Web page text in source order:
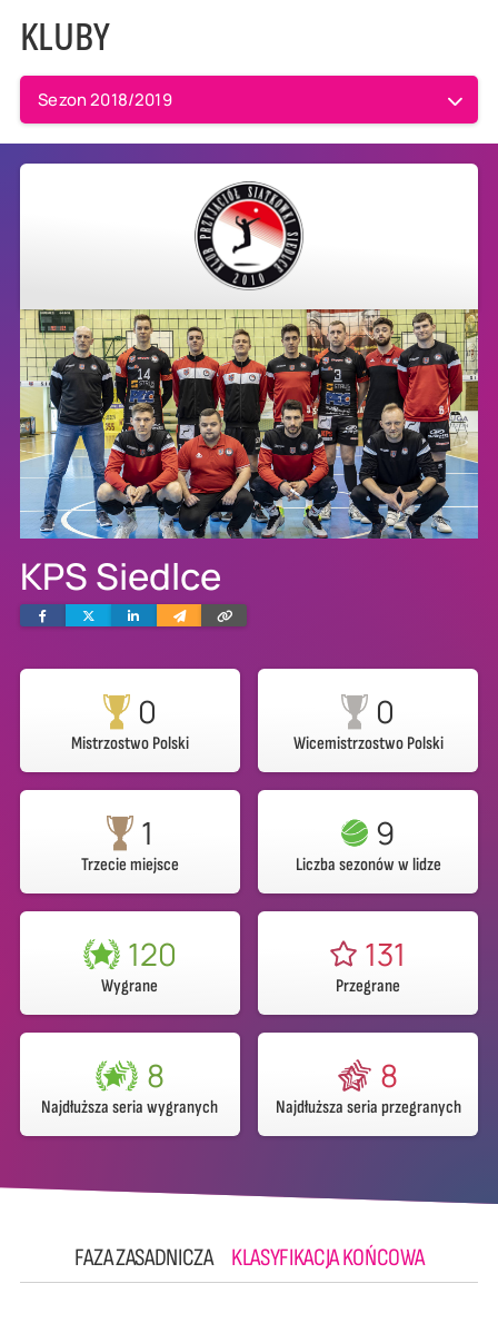
KLUBY
Sezon 2018/2019
KPS Siedlce
FacebookTwitterLinkedinWyślij
e-
Skopiuj
link
0
Mistrzostwo Polski
0
Wicemistrzostwo Polski
1
Trzecie miejsce
9
Liczba sezonów w lidze
120
Wygrane
131
Przegrane
8
Najdłuższa seria wygranych
8
Najdłuższa seria przegranych
FAZA ZASADNICZA KLASYFIKACJA KOŃCOWA